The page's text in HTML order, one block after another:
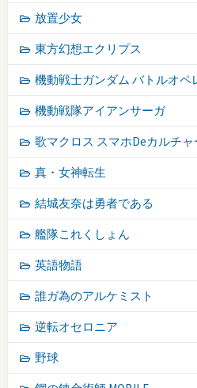
放置少女
東方幻想エクリプス
機動戦士ガンダム バトルオペ
機動戦隊アイアンサーガ
歌マクロス スマホDeカルチャ
真・女神転生
結城友奈は勇者である
艦隊これくしょん
英語物語
誰ガ為のアルケミスト
逆転オセロニア
野球